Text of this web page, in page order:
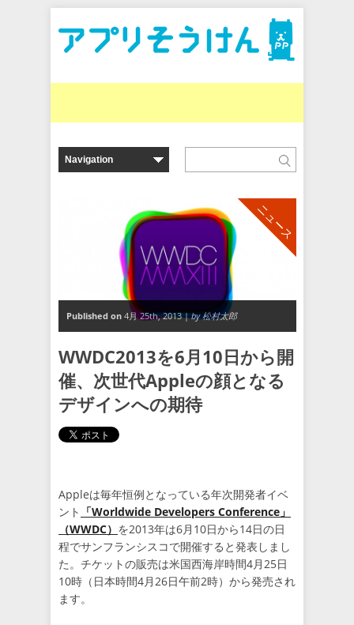
ニュース
Published on 4月 25th, 2013 |by 松村太郎
WWDC2013を6月10日から開
催、次世代Appleの顔となる
デザインへの期待
Appleは毎年恒例となっている年次開発者イベ
ント 「Worldwide Developers Conference」
（WWDC） を2013年は6月10日から14日の日
程でサンフランシスコで開催すると発表しまし
た。チケットの販売は米国西海岸時間4月25日
10時（日本時間4月26日午前2時）から発売され
ます。